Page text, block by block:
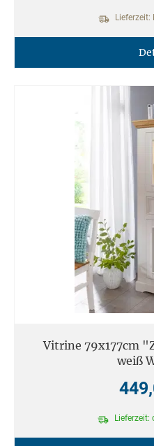
Lieferzeit:
Vitrine 79x177cm
weiß
Lieferzeit: